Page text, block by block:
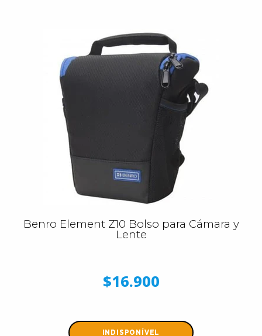
Benro Element Z10 Bolso para Cámara y
Lente
$16.900
INDISPONÍVEL